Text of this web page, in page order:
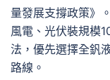
量發展支撐政策》
風電、光伏裝規模
法，優先選擇全釩
路線。